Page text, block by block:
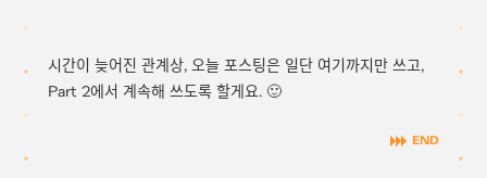
시간이 늦어진 관계상, 오늘 포스팅은 일단 여기까지만 쓰고,
Part 2에서 계속해 쓰도록 할게요. 🙂